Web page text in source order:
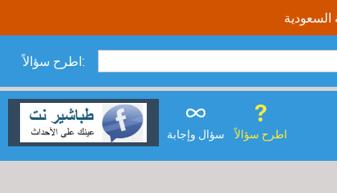
اطرح سؤالاً:
سؤال وإجابة اطرح سؤالاً